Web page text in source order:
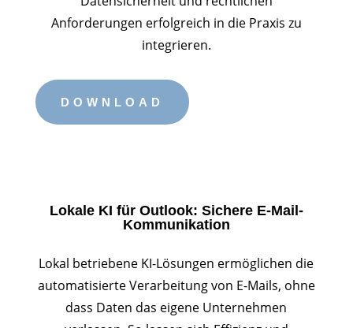
Anforderungen erfolgreich in die Praxis zu
integrieren.
DOWNLOAD
Lokale KI für Outlook: Sichere E-Mail-
Kommunikation
Lokal betriebene KI-Lösungen ermöglichen die
automatisierte Verarbeitung von E-Mails, ohne
dass Daten das eigene Unternehmen